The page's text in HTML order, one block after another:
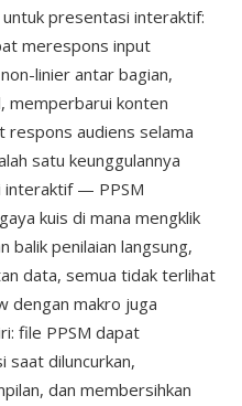
presentasi interaktif:
merespons input
linier antar bagian,
memperbarui konten
respons audiens selama
satu keunggulannya
interaktif — PPSM
kuis di mana mengklik
balik penilaian langsung,
data, semua tidak terlihat
dengan makro juga
file PPSM dapat
saat diluncurkan,
dan membersihkan